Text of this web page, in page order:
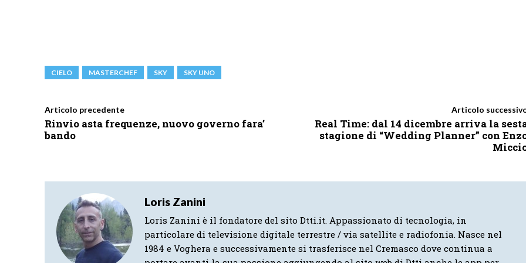
CIELO MASTERCHEF SKY SKY UNO
Articolo precedente
Rinvio asta frequenze, nuovo governo fara’
bando
Articolo
Real Time: dal 14 dicembre arriva la
stagione di “Wedding Planner” con
Loris Zanini
Loris Zanini è il fondatore del sito Dtti.it. Appassionato di tecnologia, in
particolare di televisione digitale terrestre / via satellite e radiofonia. Nasce nel
1984 e Voghera e successivamente si trasferisce nel Cremasco dove continua a